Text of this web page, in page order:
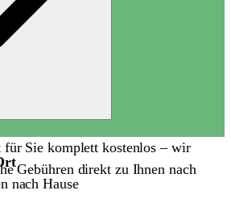
für Sie komplett kostenlos – wir
Gebühren direkt zu Ihnen nach
nach Hause